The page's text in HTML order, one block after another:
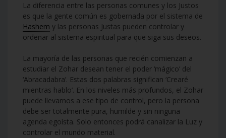
La diferencia entre las personas comunes y los Justos
es que la gente común es gobernada por el sistema de
Hashem y las personas Justas pueden controlar y
ordenar al sistema espiritual para que siga sus deseos.
La mayoría de las personas que recién comienzan a
estudiar el Zohar desean tener el poder ‘mágico’ del
‘Abracadabra’. Estas dos palabras significan ‘Crearé
mientras hablo’. En los niveles más profundos, el Zohar
puede llevarnos a ese tipo de control, pero la persona
debe ser totalmente pura, humilde y sin ninguna
agenda egoísta. Solo entonces podrá canalizar la Luz y
controlar el mundo material.